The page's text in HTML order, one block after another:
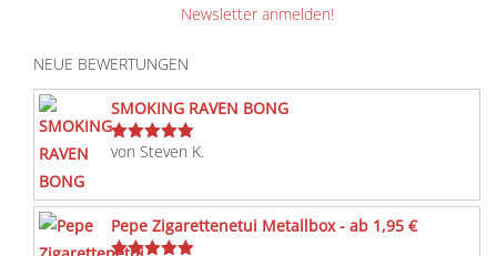
Newsletter anmelden!
NEUE BEWERTUNGEN
SMOKING RAVEN BONG
Bewertet
von Steven K.
Pepe Zigarettenetui Metallbox - ab 1,95 €